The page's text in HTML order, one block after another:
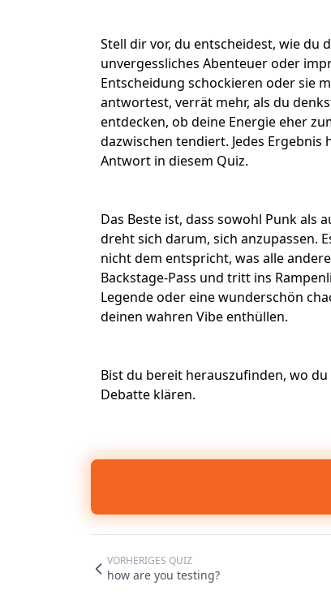
Stell dir vor, du entscheidest, wie du
unvergessliches Abenteuer oder
Entscheidung schockieren oder sie
antwortest, verrät mehr, als du
entdecken, ob deine Energie eher
dazwischen tendiert. Jedes
Antwort in diesem Quiz.
Das Beste ist, dass sowohl Punk als
dreht sich darum, sich anzupassen.
nicht dem entspricht, was alle
Backstage-Pass und tritt ins
Legende oder eine wunderschön
deinen wahren Vibe enthüllen.
Bist du bereit herauszufinden, wo
Debatte klären.
VORHERIGES QUIZ
how are you testing?